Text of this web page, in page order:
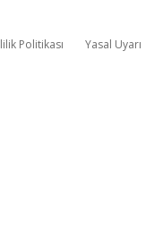
Politikası Yasal Uyarı